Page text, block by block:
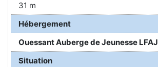
31 m
Hébergement
Ouessant Auberge de Jeunesse LFAJ
Situation